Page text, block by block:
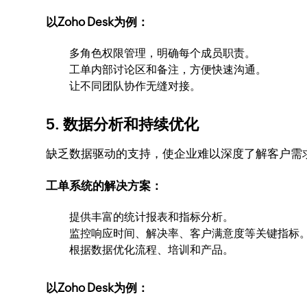
以Zoho Desk为例：
多角色权限管理，明确每个成员职责。
工单内部讨论区和备注，方便快速沟通。
让不同团队协作无缝对接。
5. 数据分析和持续优化
缺乏数据驱动的支持，使企业难以深度了解客户需
工单系统的解决方案：
提供丰富的统计报表和指标分析。
监控响应时间、解决率、客户满意度等关键指标。
根据数据优化流程、培训和产品。
以Zoho Desk为例：